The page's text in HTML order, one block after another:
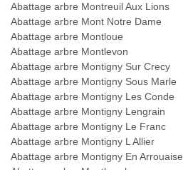
Abattage arbre Montreuil Aux Lions
Abattage arbre Mont Notre Dame
Abattage arbre Montloue
Abattage arbre Montlevon
Abattage arbre Montigny Sur Crecy
Abattage arbre Montigny Sous Marle
Abattage arbre Montigny Les Conde
Abattage arbre Montigny Lengrain
Abattage arbre Montigny Le Franc
Abattage arbre Montigny L Allier
Abattage arbre Montigny En Arrouaise